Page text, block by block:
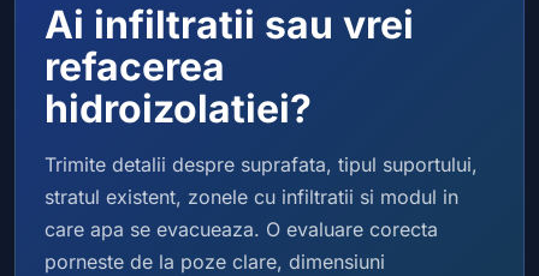
Ai infiltratii sau vrei
refacerea
hidroizolatiei?
Trimite detalii despre suprafata, tipul suportului,
stratul existent, zonele cu infiltratii si modul in
care apa se evacueaza. O evaluare corecta
porneste de la poze clare, dimensiuni